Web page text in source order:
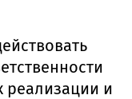
реализации и